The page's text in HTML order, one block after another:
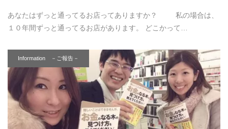
あなたはずっと通ってるお店ってありますか？ 私の場合は、
１０年間ずっと通ってるお店があります。 どこかって…
Information －ご報告－